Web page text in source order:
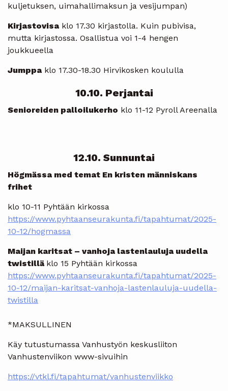
kuljetuksen, uimahallimaksun ja vesijumpan)
Kirjastovisaklo 17.30 kirjastolla. Kuin pubivisa,
mutta kirjastossa. Osallistua voi 1-4 hengen
joukkueella
Jumppaklo 17.30-18.30 Hirvikosken koululla
10.10. Perjantai
Senioreiden palloilukerho klo 11-12 Pyroll Areenalla
12.10. Sunnuntai
Högmässa med temat En kristen människans
frihet
klo 10-11 Pyhtään kirkossa
https://www.pyhtaanseurakunta.fi/tapahtumat/2025-
10-12/hogmassa
Maijan karitsat – vanhoja lastenlauluja uudella
twistillä klo 15 Pyhtään kirkossa
https://www.pyhtaanseurakunta.fi/tapahtumat/2025-
10-12/maijan-karitsat-vanhoja-lastenlauluja-uudella-
twistilla
*MAKSULLINEN
Käy tutustumassa Vanhustyön keskusliiton
Vanhustenviikon www-sivuihin
https://vtkl.fi/tapahtumat/vanhustenviikko